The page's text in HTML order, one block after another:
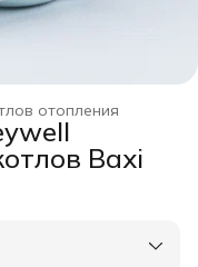
отопления
Baxi